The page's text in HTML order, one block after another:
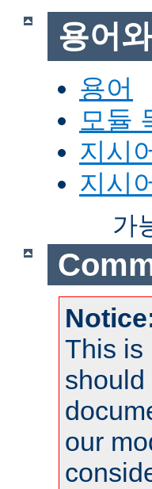
용어
용어
모듈
지시
지시
가
This is
our